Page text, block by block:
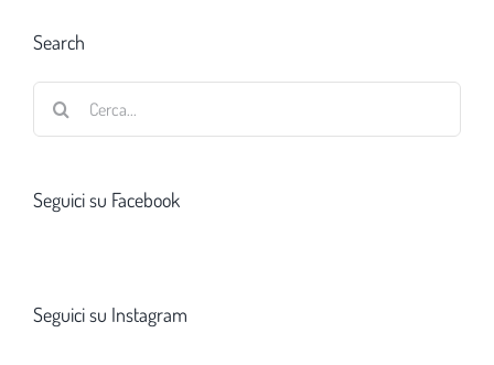
Search
Seguici su Facebook
Seguici su Instagram